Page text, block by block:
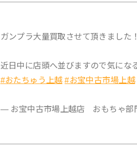
ガンプラ大量買取させて頂きました
近日中に店頭へ並びますので気にな
#おたちゅう上越 #お宝中古市場上越
— お宝中古市場上越店 おもちゃ部